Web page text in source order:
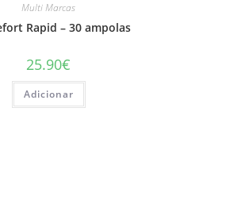
Multi Marcas
Rapid – 30 ampolas
25.90€
Adicionar